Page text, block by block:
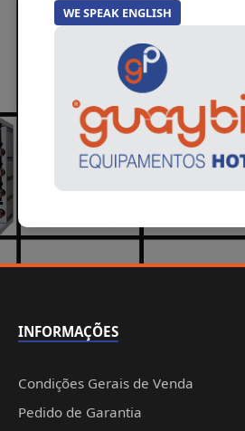
WE SPEAK ENGLISH
INFORMAÇÕES
Condições Gerais de Venda
Pedido de Garantia